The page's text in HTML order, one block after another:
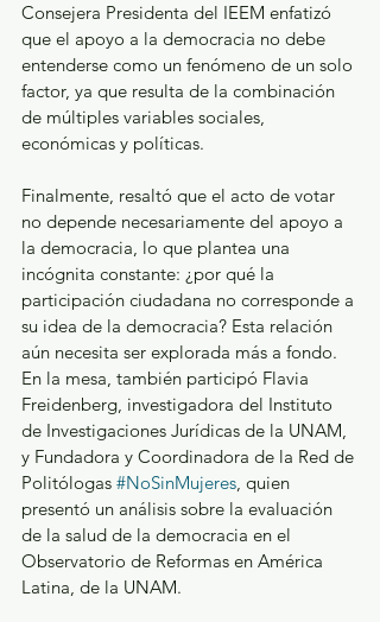
Consejera Presidenta del IEEM enfatizó
que el apoyo a la democracia no debe
entenderse como un fenómeno de un solo
factor, ya que resulta de la combinación
de múltiples variables sociales,
económicas y políticas.
Finalmente, resaltó que el acto de votar
no depende necesariamente del apoyo a
la democracia, lo que plantea una
incógnita constante: ¿por qué la
participación ciudadana no corresponde a
su idea de la democracia? Esta relación
aún necesita ser explorada más a fondo.
En la mesa, también participó Flavia
Freidenberg, investigadora del Instituto
de Investigaciones Jurídicas de la UNAM,
y Fundadora y Coordinadora de la Red de
Politólogas #NoSinMujeres, quien
presentó un análisis sobre la evaluación
de la salud de la democracia en el
Observatorio de Reformas en América
Latina, de la UNAM.